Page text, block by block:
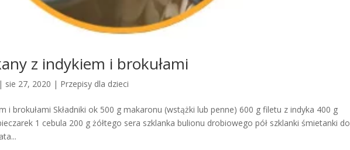
z indykiem i brokułami
| sie 27, 2020 | Przepisy dla dzieci
i brokułami Składniki ok 500 g makaronu (wstążki lub penne) 600 g filetu z indyka 400 g
1 cebula 200 g żółtego sera szklanka bulionu drobiowego pół szklanki śmietanki do